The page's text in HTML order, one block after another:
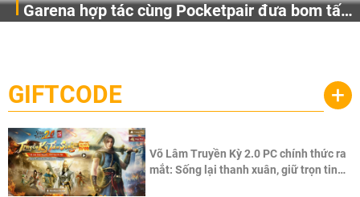
Garena hợp tác cùng Pocketpair đưa bom tấn
cầu, theo giấy phép chính thức từ công ty game Nhật Bản
Pocketpair, Inc.
GIFTCODE +
Võ Lâm Truyền Kỳ 2.0 PC chính thức ra
mắt: Sống lại thanh xuân, giữ trọn tinh